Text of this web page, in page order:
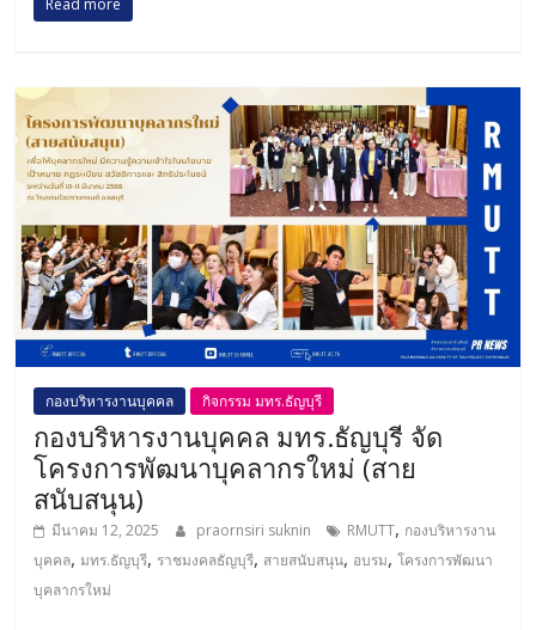
Read more
กองบริหารงานบุคคล กิจกรรม มทร.ธัญบุรี
กองบริหารงานบุคคล มทร.ธัญบุรี จัด
โครงการพัฒนาบุคลากรใหม่ (สาย
สนับสนุน)
มีนาคม 12, 2025 praornsiri suknin RMUTT, กองบริหารงาน
บุคคล,มทร.ธัญบุรี, ราชมงคลธัญบุรี, สายสนับสนุน, อบรม,โครงการพัฒนา
บุคลากรใหม่